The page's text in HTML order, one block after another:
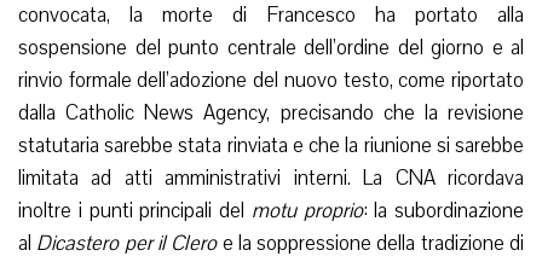
convocata, la morte di Francesco ha portato alla
sospensione del punto centrale dell’ordine del giorno e al
rinvio formale dell’adozione del nuovo testo, come riportato
dalla Catholic News Agency, precisando che la revisione
statutaria sarebbe stata rinviata e che la riunione si sarebbe
limitata ad atti amministrativi interni. La CNA ricordava
inoltre i punti principali del motu proprio: la subordinazione
al Dicastero per il Cleroe la soppressione della tradizione di